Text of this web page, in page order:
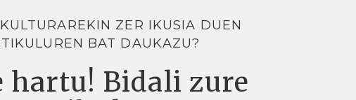
ZER IKUSIA DUEN
BAT DAUKAZU?
hartu! Bidali zure